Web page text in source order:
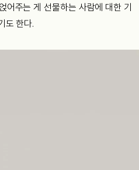
어주는 게 선물하는 사람에 대한 기
도 한다.